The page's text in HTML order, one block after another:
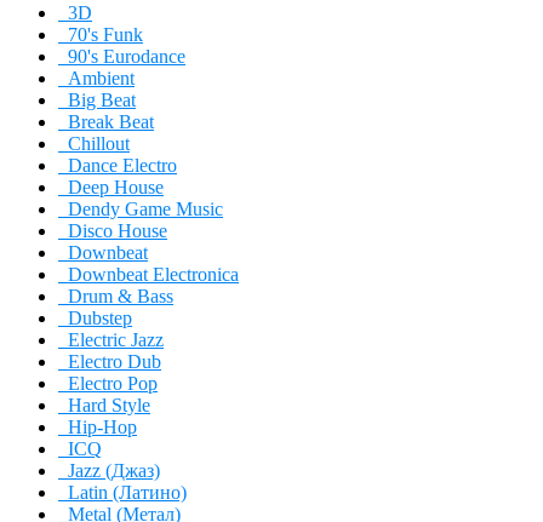
3D
70's Funk
90's Eurodance
Ambient
Big Beat
Break Beat
Chillout
Dance Electro
Deep House
Dendy Game Music
Disco House
Downbeat
Downbeat Electronica
Drum & Bass
Dubstep
Electric Jazz
Electro Dub
Electro Pop
Hard Style
Hip-Hop
ICQ
Jazz (Джаз)
Latin (Латино)
Metal (Метал)